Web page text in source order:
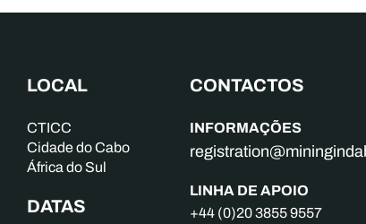
LOCAL
CTICC
Cidade do Cabo
África do Sul
DATAS
CONTACTOS
INFORMAÇÕES
LINHA DE APOIO
+44 (0)20 3855 9557